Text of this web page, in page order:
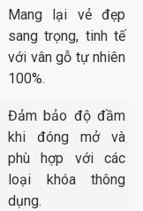
Mang lại vẻ đẹp
sang trọng, tinh tế
với vân gỗ tự nhiên
100%.
Đảm bảo độ đầm
khi đóng mở và
phù hợp với các
loại khóa thông
dụng.